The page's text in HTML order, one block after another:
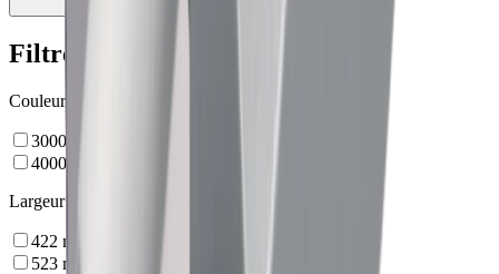
Filtre
Couleurs de lumière
3000 K (blanc chaude)
4000 K (blanc neutre)
Largeur
422 mm
523 mm